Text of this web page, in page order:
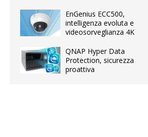
EnGenius ECC500,
intelligenza evoluta e
videosorveglianza 4K
QNAP Hyper Data
Protection, sicurezza
proattiva